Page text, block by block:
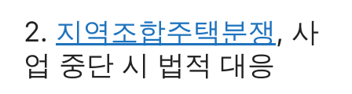
2. 지역조합주택분쟁, 사
업 중단 시 법적 대응